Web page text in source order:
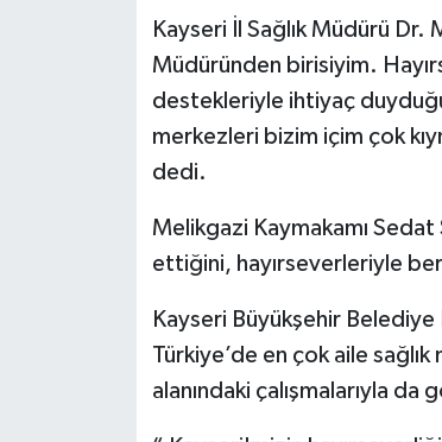
Kayseri İl Sağlık Müdürü Dr.
Müdüründen birisiyim.
destekleriyle ihtiyaç
merkezleri bizim içim çok
dedi.
Melikgazi Kaymakamı Sedat
ettiğini, hayırseverleriyle
Kayseri Büyükşehir Belediye
Türkiye’de en çok aile
alanındaki çalışmalarıyla